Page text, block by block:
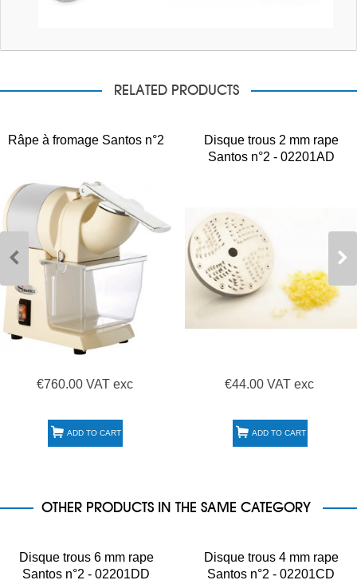
RELATED PRODUCTS
Râpe à fromage Santos n°2
€760.00 VAT exc
ADD TO CART
Disque trous 2 mm rape
Santos n°2 - 02201AD
€44.00 VAT exc
ADD TO CART
OTHER PRODUCTS IN THE SAME CATEGORY
Disque trous 6 mm rape
Santos n°2 - 02201DD
Disque trous 4 mm rape
Santos n°2 - 02201CD